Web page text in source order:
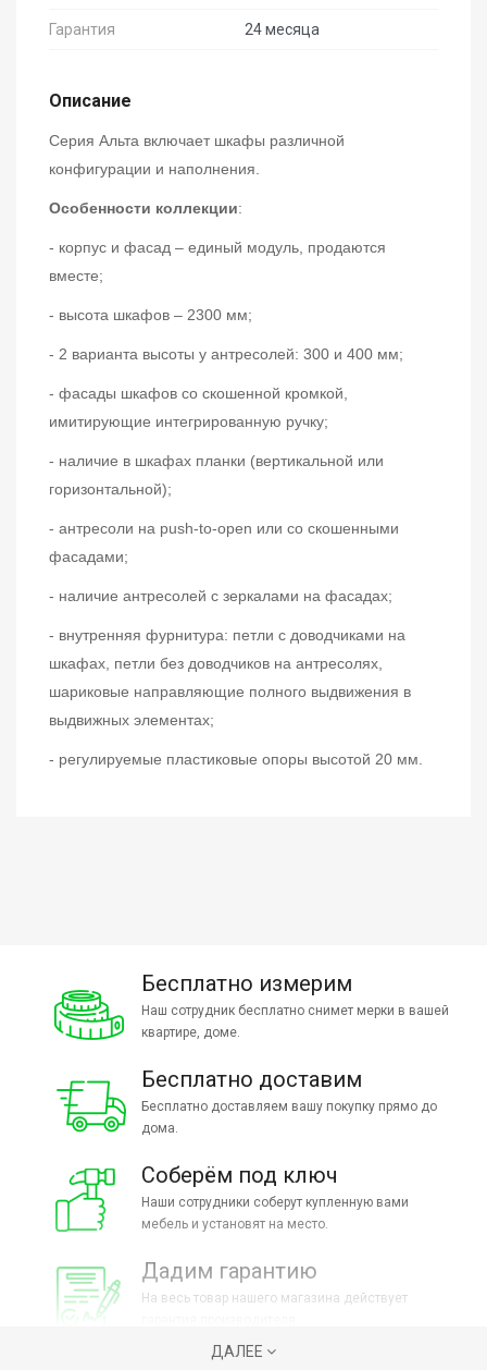
Гарантия 24 месяца
Описание
Серия Альта включает шкафы различной
конфигурации и наполнения.
Особенности коллекции:
- корпус и фасад – единый модуль, продаются
вместе;
- высота шкафов – 2300 мм;
- 2 варианта высоты у антресолей: 300 и 400 мм;
- фасады шкафов со скошенной кромкой,
имитирующие интегрированную ручку;
- наличие в шкафах планки (вертикальной или
горизонтальной);
- антресоли на push-to-open или со скошенными
фасадами;
- наличие антресолей с зеркалами на фасадах;
- внутренняя фурнитура: петли с доводчиками на
шкафах, петли без доводчиков на антресолях,
шариковые направляющие полного выдвижения в
выдвижных элементах;
- регулируемые пластиковые опоры высотой 20 мм.
Бесплатно измерим
Наш сотрудник бесплатно снимет мерки в вашей
квартире, доме.
Бесплатно доставим
Бесплатно доставляем вашу покупку прямо до
дома.
Соберём под ключ
Наши сотрудники соберут купленную вами
мебель и установят на место.
Дадим гарантию
На весь товар нашего магазина действует
ДАЛЕЕ